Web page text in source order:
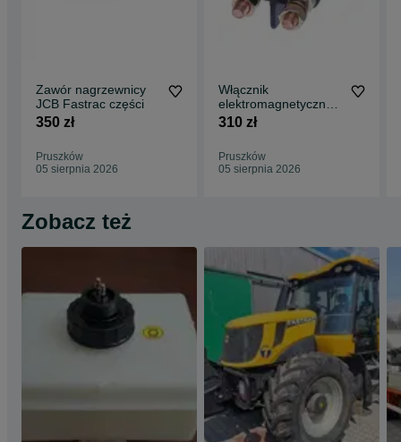
Zawór nagrzewnicy
JCB Fastrac części
350 zł
Pruszków
05 sierpnia 2026
Włącznik
elektromagnetyczny -
przekaźnik JCB
Fastrac 250,- netto
310 zł
Pruszków
05 sierpnia 2026
Zobacz też